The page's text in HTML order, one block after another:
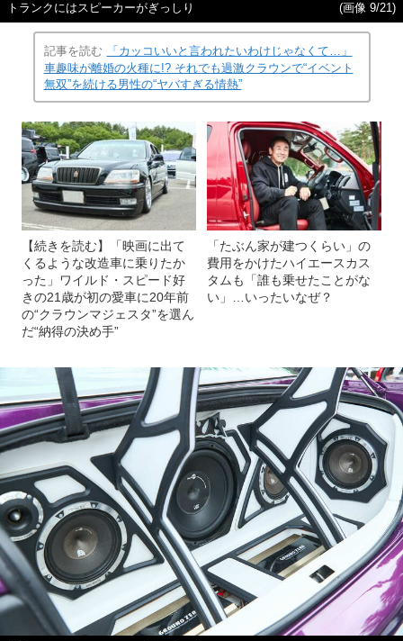
トランクにはスピーカーがぎっしり (画像 9/21)
記事を読む
「カッコいいと言われたいわけじゃなくて…」
車趣味が離婚の火種に!? それでも過激クラウンで“イベント
無双”を続ける男性の“ヤバすぎる情熱”
【続きを読む】「映画に出て
くるような改造車に乗りたか
った」ワイルド・スピード好
きの21歳が初の愛車に20年前
の“クラウンマジェスタ”を選ん
だ“納得の決め手”
「たぶん家が建つくらい」の
費用をかけたハイエースカス
タムも「誰も乗せたことがな
い」…いったいなぜ？